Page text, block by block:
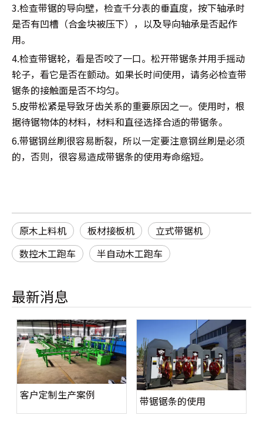
3.检查带锯的导向壁，检查千分表的垂直度，按下轴承时
是否有凹槽（合金块被压下），以及导向轴承是否起作
用。
4.检查带锯轮，看是否咬了一口。松开带锯条并用手摇动
轮子，看它是否在颤动。如果长时间使用，请务必检查带
锯条的接触面是否不均匀。
5.皮带松紧是导致牙齿关系的重要原因之一。使用时，根
据待锯物体的材料，材料和直径选择合适的带锯条。
6.带锯钢丝刷很容易断裂，所以一定要注意钢丝刷是必须
的，否则，很容易造成带锯条的使用寿命缩短。
原木上料机 板材接板机
立式带锯机
数控木工跑车
半自动木工跑车
最新消息
客户定制生产案例 带锯锯条的使用